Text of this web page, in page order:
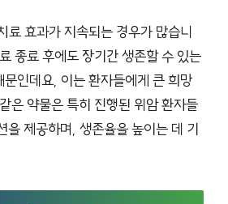
료 효과가 지속되는 경우가 많습니
종료 후에도 장기간 생존할 수 있는
인데요, 이는 환자들에게 큰 희망
은 약물은 특히 진행된 위암 환자들
을 제공하며, 생존율을 높이는 데 기